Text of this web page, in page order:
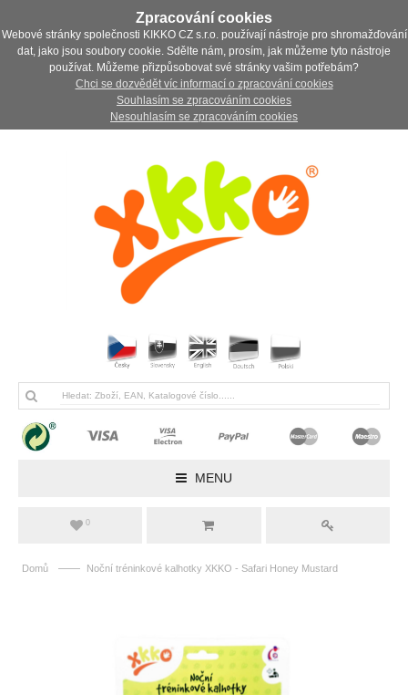
Zpracování cookies
Webové stránky společnosti KIKKO CZ s.r.o. používají nástroje pro shromažďování
dat, jako jsou soubory cookie. Sdělte nám, prosím, jak můžeme tyto nástroje
používat. Můžeme přizpůsobovat své stránky vašim potřebám?
Chci se dozvědět víc informací o zpracování cookies
Souhlasím se zpracováním cookies
Nesouhlasím se zpracováním cookies
MENU
0
Domů —— Noční tréninkové kalhotky XKKO - Safari Honey Mustard